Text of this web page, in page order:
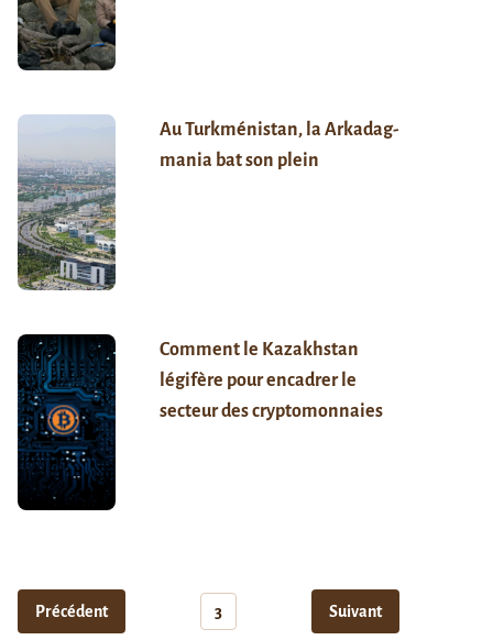
Au Turkménistan, la Arkadag-
mania bat son plein
Comment le Kazakhstan
légifère pour encadrer le
secteur des cryptomonnaies
Précédent 3 Suivant